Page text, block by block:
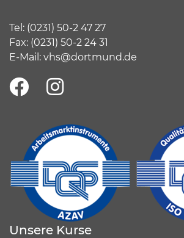
Tel: (0231) 50-2 47 27
Fax: (0231) 50-2 24 31
E-Mail: vhs@dortmund.de
Unsere Kurse